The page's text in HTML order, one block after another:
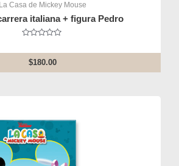
La Casa de Mickey Mouse
italiana + figura Pedro
out
of
5
$180.00